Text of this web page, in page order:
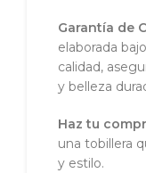
Garantía de
elaborada
calidad,
y belleza
Haz tu
una tobillera
y estilo.